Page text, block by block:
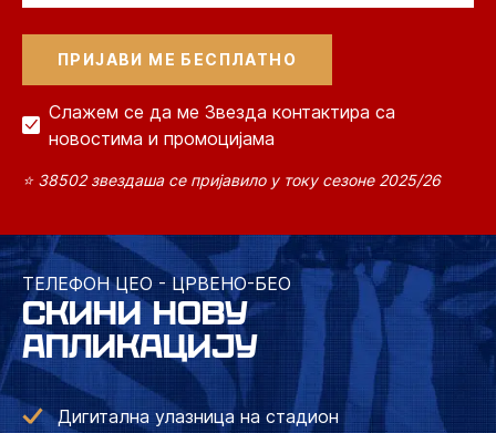
Слажем се да ме Звезда контактира са
новостима и промоцијама
⭐ 38502 звездаша се пријавило у току сезоне 2025/26
ТЕЛЕФОН ЦЕО - ЦРВЕНО-БЕО
СКИНИ НОВУ
АПЛИКАЦИЈУ
Дигитална улазница на стадион